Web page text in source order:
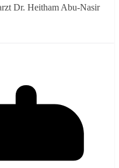
Dr. Heitham Abu-Nasir